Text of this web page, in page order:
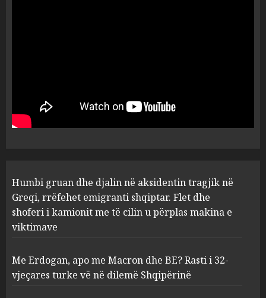
1
rrëfehet emigranti shqiptar.
Flet dhe shoferi i kamionit me
të cilin u përplas makina e
2
dhe BE? Rasti i 32-vjeçares
turke vë në dilemë Shqipërinë
AUGUST 7, 2026
Konkurrenca për turistët
degjeneron në zjarrvënie në
Vlorë, arrestohet 33-vjeçari
Humbi gruan dhe djalin në aksidentin tragjik në
Greqi, rrëfehet emigranti shqiptar. Flet dhe
shoferi i kamionit me të cilin u përplas makina e
viktimave
Me Erdogan, apo me Macron dhe BE? Rasti i 32-
vjeçares turke vë në dilemë Shqipërinë